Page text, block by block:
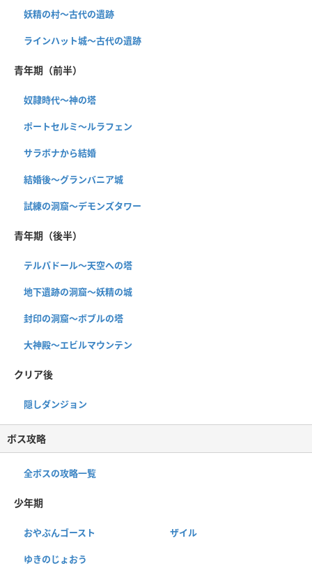
妖精の村～古代の遺跡
ラインハット城〜古代の遺跡
青年期（前半）
奴隷時代～神の塔
ポートセルミ～ルラフェン
サラボナから結婚
結婚後～グランバニア城
試練の洞窟〜デモンズタワー
青年期（後半）
テルパドール〜天空への塔
地下遺跡の洞窟〜妖精の城
封印の洞窟〜ボブルの塔
大神殿～エビルマウンテン
クリア後
隠しダンジョン
ボス攻略
全ボスの攻略一覧
少年期
おやぶんゴースト ザイル
ゆきのじょおう